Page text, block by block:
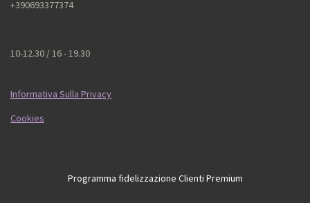
+390693377374
10-12.30 / 16 - 19.30
Informativa Sulla Privacy
Cookies
Programma fidelizzazione Clienti Premium